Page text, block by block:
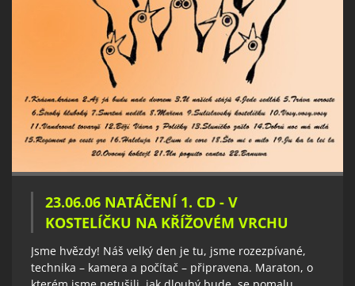
23.06.06 NATÁČENÍ 1. CD - V
KOSTELÍČKU NA KŘÍŽOVÉM VRCHU
Jsme hvězdy! Náš velký den je tu, jsme rozezpívané,
technika – kamera a počítač – připravena. Maraton, o